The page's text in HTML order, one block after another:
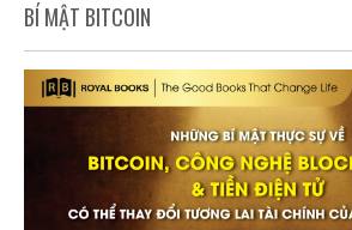
BÍ MẬT BITCOIN